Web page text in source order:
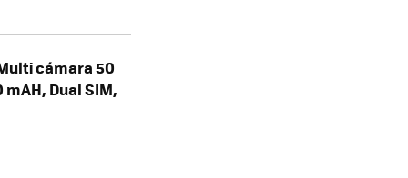
cámara 50
Dual SIM,